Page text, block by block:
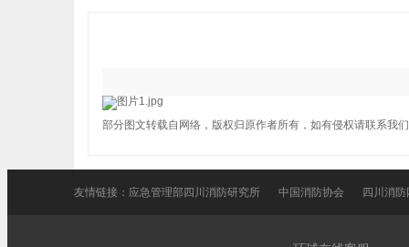
部分图文转载自网络，版权归原作者所有，如有侵权请联系我
友情链接： 应急管理部四川消防研究所 中国消防协会 四川消防